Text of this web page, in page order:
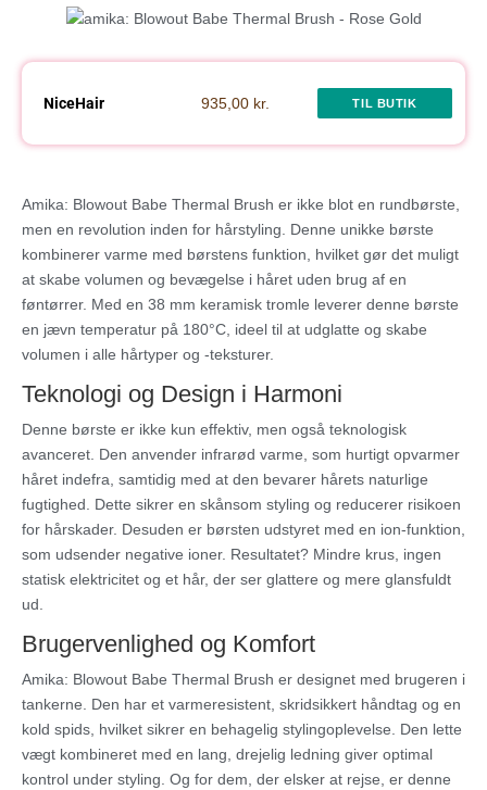
NiceHair 935,00 kr. TIL BUTIK
Amika: Blowout Babe Thermal Brush er ikke blot en rundbørste,
men en revolution inden for hårstyling. Denne unikke børste
kombinerer varme med børstens funktion, hvilket gør det muligt
at skabe volumen og bevægelse i håret uden brug af en
føntørrer. Med en 38 mm keramisk tromle leverer denne børste
en jævn temperatur på 180°C, ideel til at udglatte og skabe
volumen i alle hårtyper og -teksturer.
Teknologi og Design i Harmoni
Denne børste er ikke kun effektiv, men også teknologisk
avanceret. Den anvender infrarød varme, som hurtigt opvarmer
håret indefra, samtidig med at den bevarer hårets naturlige
fugtighed. Dette sikrer en skånsom styling og reducerer risikoen
for hårskader. Desuden er børsten udstyret med en ion-funktion,
som udsender negative ioner. Resultatet? Mindre krus, ingen
statisk elektricitet og et hår, der ser glattere og mere glansfuldt
ud.
Brugervenlighed og Komfort
Amika: Blowout Babe Thermal Brush er designet med brugeren i
tankerne. Den har et varmeresistent, skridsikkert håndtag og en
kold spids, hvilket sikrer en behagelig stylingoplevelse. Den lette
vægt kombineret med en lang, drejelig ledning giver optimal
kontrol under styling. Og for dem, der elsker at rejse, er denne